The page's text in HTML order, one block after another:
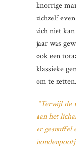
knorrige
zichzelf
zich niet
jaar was
ook een
klassieke
om te zetten.
“Terwijl de
aan het
er gesnuffel